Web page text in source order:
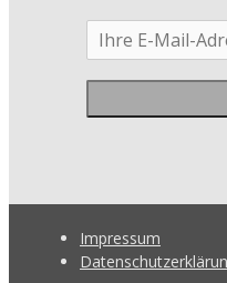
Impressum